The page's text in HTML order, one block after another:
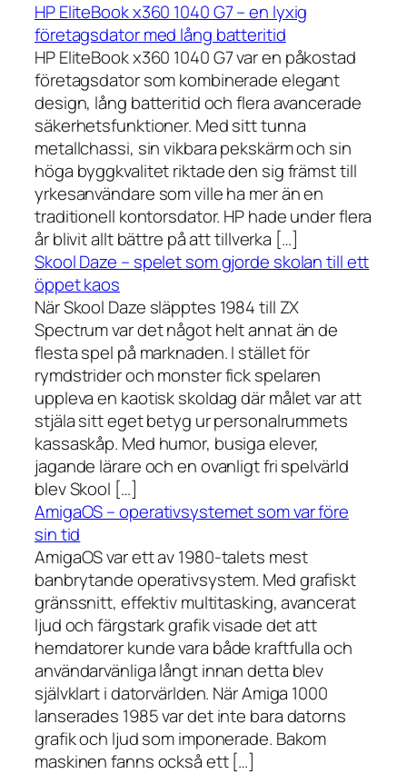
HP EliteBook x360 1040 G7 – en lyxig
företagsdator med lång batteritid
HP EliteBook x360 1040 G7 var en påkostad
företagsdator som kombinerade elegant
design, lång batteritid och flera avancerade
säkerhetsfunktioner. Med sitt tunna
metallchassi, sin vikbara pekskärm och sin
höga byggkvalitet riktade den sig främst till
yrkesanvändare som ville ha mer än en
traditionell kontorsdator. HP hade under flera
år blivit allt bättre på att tillverka […]
Skool Daze – spelet som gjorde skolan till ett
öppet kaos
När Skool Daze släpptes 1984 till ZX
Spectrum var det något helt annat än de
flesta spel på marknaden. I stället för
rymdstrider och monster fick spelaren
uppleva en kaotisk skoldag där målet var att
stjäla sitt eget betyg ur personalrummets
kassaskåp. Med humor, busiga elever,
jagande lärare och en ovanligt fri spelvärld
blev Skool […]
AmigaOS – operativsystemet som var före
sin tid
AmigaOS var ett av 1980-talets mest
banbrytande operativsystem. Med grafiskt
gränssnitt, effektiv multitasking, avancerat
ljud och färgstark grafik visade det att
hemdatorer kunde vara både kraftfulla och
användarvänliga långt innan detta blev
självklart i datorvärlden. När Amiga 1000
lanserades 1985 var det inte bara datorns
grafik och ljud som imponerade. Bakom
maskinen fanns också ett […]